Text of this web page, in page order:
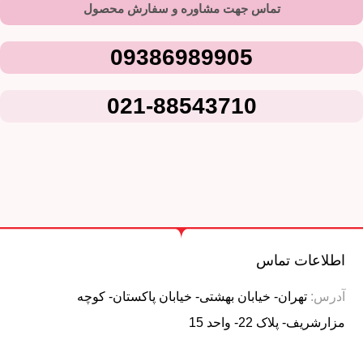
تماس جهت مشاوره و سفارش محصول
09386989905
021-88543710
اطلاعات تماس
آدرس: تهران- خیابان بهشتی- خیابان پاکستان- کوچه
مزارشریف- پلاک 22- واحد 15